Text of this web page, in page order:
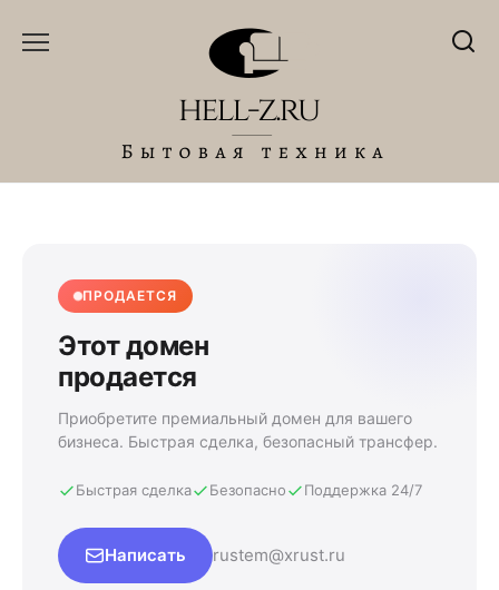
ПРОДАЕТСЯ
Этот домен
продается
Приобретите премиальный домен для вашего
бизнеса. Быстрая сделка, безопасный трансфер.
Быстрая сделка Безопасно Поддержка 24/7
Написать rustem@xrust.ru